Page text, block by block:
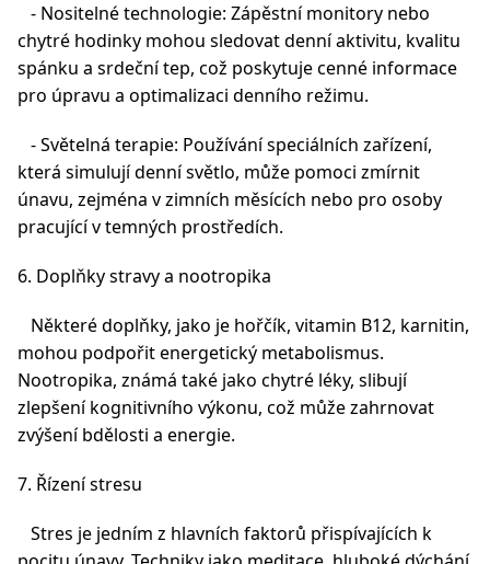
- Nositelné technologie: Zápěstní monitory nebo
chytré hodinky mohou sledovat denní aktivitu, kvalitu
spánku a srdeční tep, což poskytuje cenné informace
pro úpravu a optimalizaci denního režimu.
- Světelná terapie: Používání speciálních zařízení,
která simulují denní světlo, může pomoci zmírnit
únavu, zejména v zimních měsících nebo pro osoby
pracující v temných prostředích.
6. Doplňky stravy a nootropika
Některé doplňky, jako je hořčík, vitamin B12, karnitin,
mohou podpořit energetický metabolismus.
Nootropika, známá také jako chytré léky, slibují
zlepšení kognitivního výkonu, což může zahrnovat
zvýšení bdělosti a energie.
7. Řízení stresu
Stres je jedním z hlavních faktorů přispívajících k